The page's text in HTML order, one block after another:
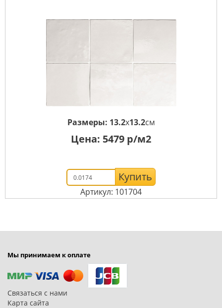
Размеры: 13.2x13.2см
Цена: 5479 р/м2
Купить
Артикул: 101704
Мы принимаем к оплате
Связаться с нами
Карта сайта